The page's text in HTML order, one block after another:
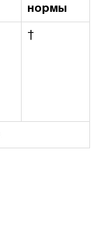
нормы
†